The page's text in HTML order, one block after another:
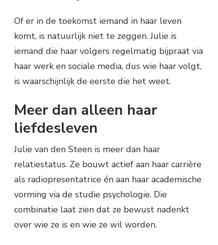
Of er in de toekomst iemand in haar leven
komt, is natuurlijk niet te zeggen. Julie is
iemand die haar volgers regelmatig bijpraat via
haar werk en sociale media, dus wie haar volgt,
is waarschijnlijk de eerste die het weet.
Meer dan alleen haar
liefdesleven
Julie van den Steen is meer dan haar
relatiestatus. Ze bouwt actief aan haar carrière
als radiopresentatrice én aan haar academische
vorming via de studie psychologie. Die
combinatie laat zien dat ze bewust nadenkt
over wie ze is en wie ze wil worden.